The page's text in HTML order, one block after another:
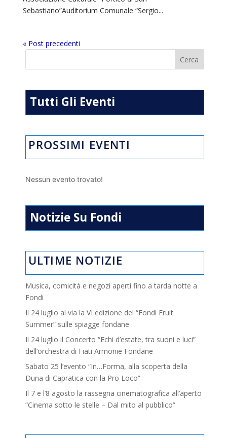
Sebastiano”Auditorium Comunale “Sergio...
« Post precedenti
Tutti Gli Eventi
PROSSIMI EVENTI
Nessun evento trovato!
Notizie Su Fondi
ULTIME NOTIZIE
Musica, comicità e negozi aperti fino a tarda notte a
Fondi
Il 24 luglio al via la VI edizione del “Fondi Fruit
Summer” sulle spiagge fondane
Il 24 luglio il Concerto “Echi d’estate, tra suoni e luci”
dell’orchestra di Fiati Armonie Fondane
Sabato 25 l’evento “In…Forma, alla scoperta della
Duna di Capratica con la Pro Loco”
Il 7 e l’8 agosto la rassegna cinematografica all’aperto
“Cinema sotto le stelle – Dal mito al pubblico”